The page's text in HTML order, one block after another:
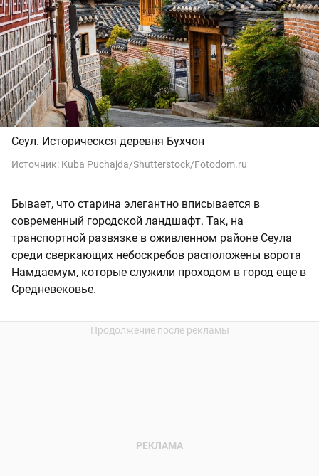
Сеул. Историческся деревня Бухчон
Источник: Kuba Puchajda/Shutterstock/Fotodom.ru
Бывает, что старина элегантно вписывается в
современный городской ландшафт. Так, на
транспортной развязке в оживленном районе Сеула
среди сверкающих небоскребов расположены ворота
Намдаемум, которые служили проходом в город еще в
Средневековье.